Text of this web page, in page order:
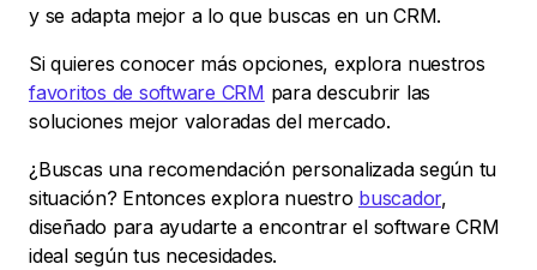
y se adapta mejor a lo que buscas en un CRM.
Si quieres conocer más opciones, explora nuestros
favoritos de software CRM para descubrir las
soluciones mejor valoradas del mercado.
¿Buscas una recomendación personalizada según tu
situación? Entonces explora nuestro buscador,
diseñado para ayudarte a encontrar el software CRM
ideal según tus necesidades.